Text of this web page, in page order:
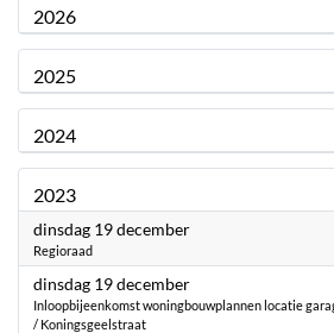
2026
2025
2024
2023
dinsdag 19 december2023
Regioraad
dinsdag 19 december2023
Inloopbijeenkomst woningbouwplannen locatie
/ Koningsgeelstraat